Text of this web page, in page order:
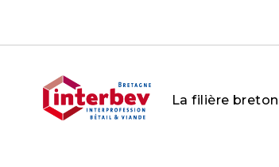
La filière